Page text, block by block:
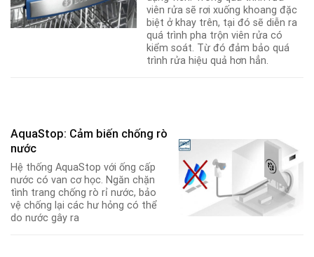
viên rửa sẽ rơi xuống khoang đặc
biệt ở khay trên, tại đó sẽ diễn ra
quá trình pha trộn viên rửa có
kiểm soát. Từ đó đảm bảo quá
trình rửa hiệu quả hơn hẳn.
AquaStop: Cảm biến chống rò
nước
Hệ thống AquaStop với ống cấp
nước có van cơ học. Ngăn chặn
tình trang chống rò rỉ nước, bảo
vệ chống lại các hư hỏng có thể
do nước gây ra